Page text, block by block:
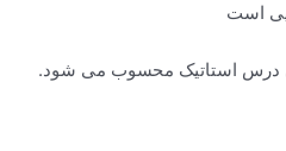
است
درس استاتیک محسوب می شود.